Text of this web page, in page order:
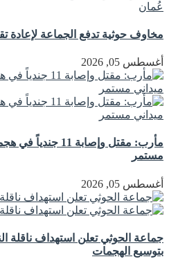
مخاوف حوثية تدفع الجماعة لإعادة
أغسطس 05, 2026
مأرب: مقتل
مستمر
أغسطس 05, 2026
جماعة الحوثي تعلن استهداف ناقلة
بتوسيع الهجمات